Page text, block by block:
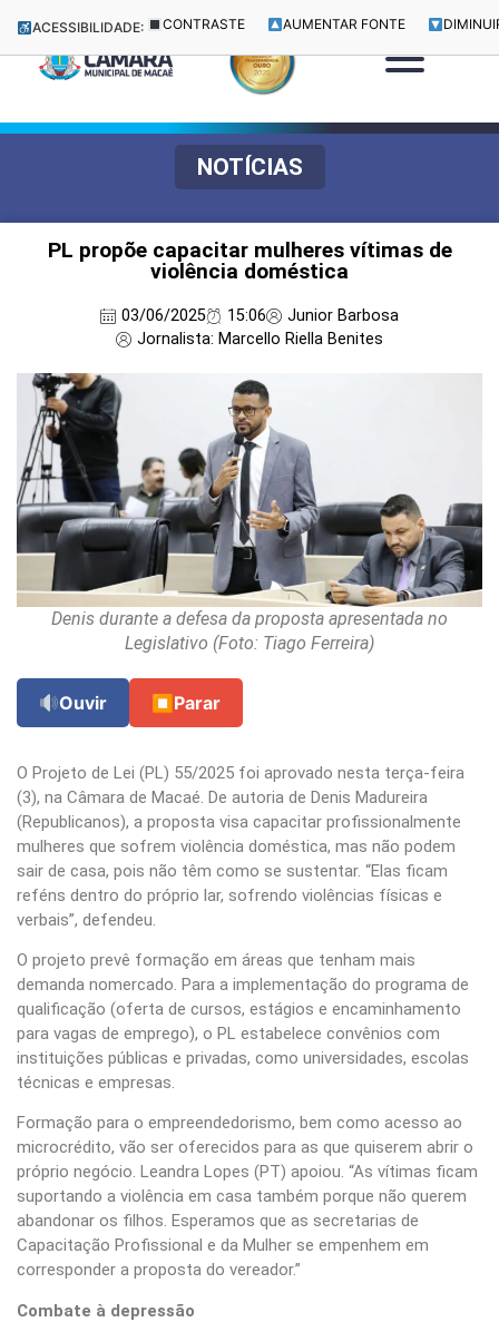
ACESSIBILIDADE: CONTRASTE AUMENTAR FONTE
NOTÍCIAS
PL propõe capacitar mulheres vítimas de
violência doméstica
03/06/2025 15:06
Junior Barbosa
Jornalista: Marcello Riella Benites
Denis durante a defesa da proposta apresentada no
Legislativo (Foto: Tiago Ferreira)
Ouvir ⏹ Parar
O Projeto de Lei (PL) 55/2025 foi aprovado nesta terça-feira
(3), na Câmara de Macaé. De autoria de Denis Madureira
(Republicanos), a proposta visa capacitar profissionalmente
mulheres que sofrem violência doméstica, mas não podem
sair de casa, pois não têm como se sustentar. “Elas ficam
reféns dentro do próprio lar, sofrendo violências físicas e
verbais”, defendeu.
O projeto prevê formação em áreas que tenham mais
demanda nomercado. Para a implementação do programa de
qualificação (oferta de cursos, estágios e encaminhamento
para vagas de emprego), o PL estabelece convênios com
instituições públicas e privadas, como universidades, escolas
técnicas e empresas.
Formação para o empreendedorismo, bem como acesso ao
microcrédito, vão ser oferecidos para as que quiserem abrir o
próprio negócio. Leandra Lopes (PT) apoiou. “As vítimas ficam
suportando a violência em casa também porque não querem
abandonar os filhos. Esperamos que as secretarias de
Capacitação Profissional e da Mulher se empenhem em
corresponder a proposta do vereador.”
Combate à depressão